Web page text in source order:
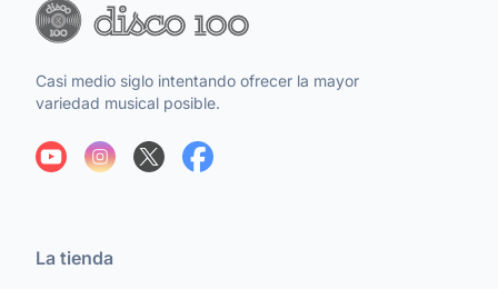
Casi medio siglo intentando ofrecer la mayor
variedad musical posible.
La tienda